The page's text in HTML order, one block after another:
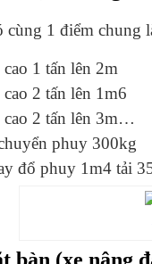
cùng 1 điểm
1 tấn lên 2m
2 tấn lên 1m6
cao 2 tấn lên 3m…
phuy 300kg
đổ phuy 1m4 tải